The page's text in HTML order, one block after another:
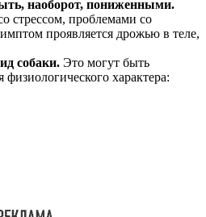
наоборот, пониженными.
стрессом, проблемами со
проявляется дрожью в теле,
собаки. Это могут быть
характера: